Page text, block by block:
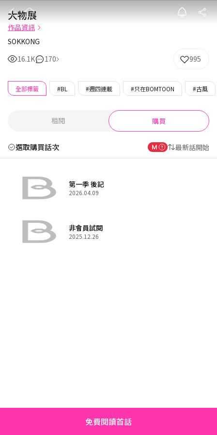
大物展
大物展
作品資訊
SOKKONG
16.1K
170 995
全部標籤 #BL #週四連載 #只在BOMTOON #古風
租閱 購買
選取購買話次 最新話開始
第一季 後記
2026.04.09
非會員試閱
2025.12.26
免費閱讀首話